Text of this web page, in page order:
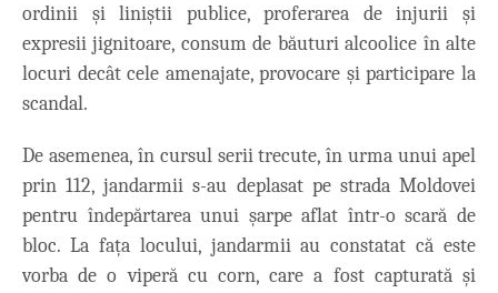
ordinii şi liniştii publice, proferarea de injurii şi
expresii jignitoare, consum de băuturi alcoolice în alte
locuri decât cele amenajate, provocare şi participare la
scandal.
De asemenea, în cursul serii trecute, în urma unui apel
prin 112, jandarmii s-au deplasat pe strada Moldovei
pentru îndepărtarea unui șarpe aflat într-o scară de
bloc. La fața locului, jandarmii au constatat că este
vorba de o viperă cu corn, care a fost capturată și